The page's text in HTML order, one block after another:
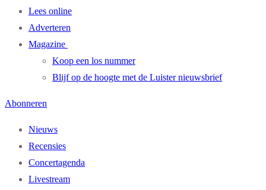
Lees online
Adverteren
Magazine
Koop een los nummer
Blijf op de hoogte met de Luister nieuwsbrief
Abonneren
Nieuws
Recensies
Concertagenda
Livestream